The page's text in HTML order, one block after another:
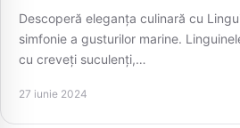
Descoperă eleganța culinară cu
simfonie a gusturilor marine.
cu creveți suculenți,…
27 iunie 2024